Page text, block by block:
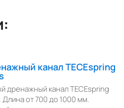
канал TECEspring
дренажный канал TECEspring
Длина от 700 до 1000 мм.